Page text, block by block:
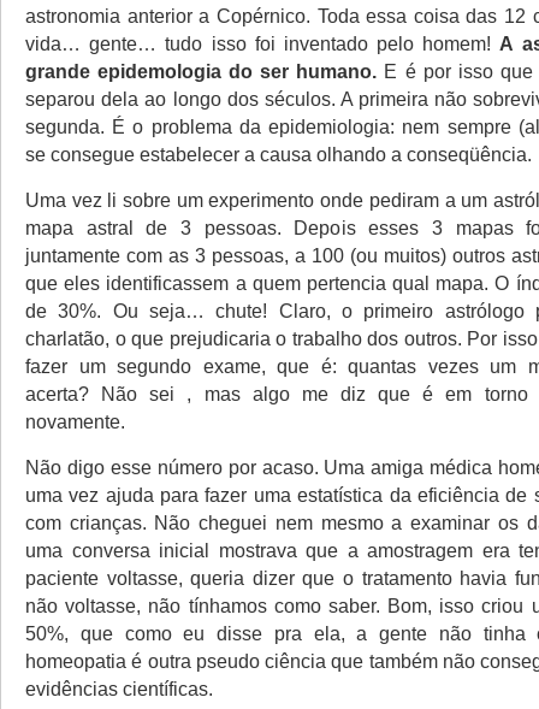
astronomia anterior a Copérnico. Toda essa coisa das 12
vida… gente… tudo isso foi inventado pelo homem! A
grande epidemologia do ser humano. E é por isso que
separou dela ao longo dos séculos. A primeira não
segunda. É o problema da epidemiologia: nem sempre
se consegue estabelecer a causa olhando a conseqüência.
Uma vez li sobre um experimento onde pediram a um
mapa astral de 3 pessoas. Depois esses 3 mapas
juntamente com as 3 pessoas, a 100 (ou muitos) outros
que eles identificassem a quem pertencia qual mapa. O
de 30%. Ou seja… chute! Claro, o primeiro astrólogo
charlatão, o que prejudicaria o trabalho dos outros. Por
fazer um segundo exame, que é: quantas vezes um
acerta? Não sei , mas algo me diz que é em torno
novamente.
Não digo esse número por acaso. Uma amiga médica
uma vez ajuda para fazer uma estatística da eficiência de
com crianças. Não cheguei nem mesmo a examinar os
uma conversa inicial mostrava que a amostragem era
paciente voltasse, queria dizer que o tratamento havia
não voltasse, não tínhamos como saber. Bom, isso criou
50%, que como eu disse pra ela, a gente não tinha
homeopatia é outra pseudo ciência que também não
evidências científicas.